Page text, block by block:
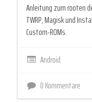
Anleitung zum rooten
TWRP, Magisk und
Custom-ROMs.
Android
0 Kommentare